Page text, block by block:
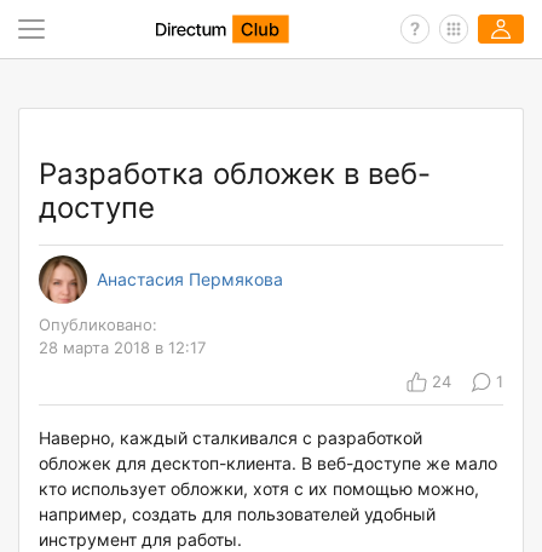
Разработка обложек в веб-
доступе
Анастасия Пермякова
Опубликовано:
28 марта 2018 в 12:17
24
1
Наверно, каждый сталкивался с разработкой
обложек для десктоп-клиента. В веб-доступе же мало
кто использует обложки, хотя с их помощью можно,
например, создать для пользователей удобный
инструмент для работы.